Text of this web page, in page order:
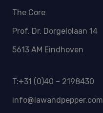
The Core
Prof. Dr. Dorgelolaan 14
5613 AM Eindhoven
T:+31 (0)40 – 2198430
info@lawandpepper.com